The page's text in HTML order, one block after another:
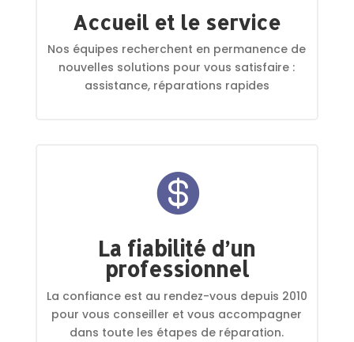
Accueil et le service
Nos équipes recherchent en permanence de
nouvelles solutions pour vous satisfaire :
assistance, réparations rapides

La fiabilité d’un
professionnel
La confiance est au rendez-vous depuis 2010
pour vous conseiller et vous accompagner
dans toute les étapes de réparation.